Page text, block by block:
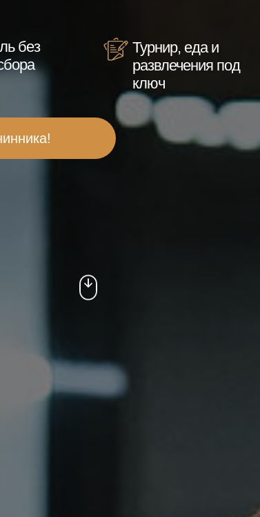
без
Турнир, еда и
развлечения под
ключ